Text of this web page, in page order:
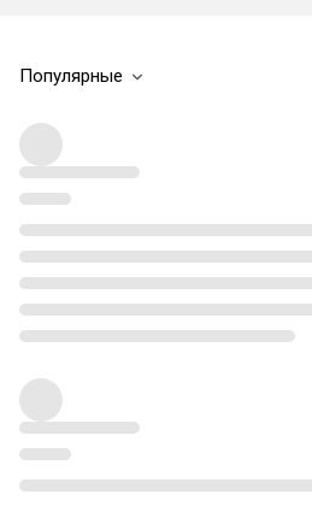
Популярные